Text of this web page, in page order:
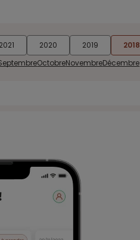
2021 2020 2019 2018
OctobreNovembreDécembre